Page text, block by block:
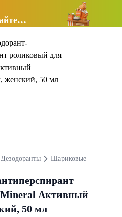
Дезодоранты Шариковые
Mineral Активный
50 мл